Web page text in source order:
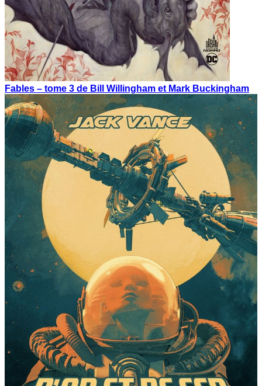
Fables – tome 3 de Bill Willingham et Mark Buckingham